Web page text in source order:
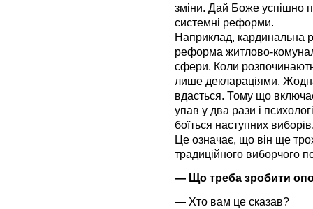
зміни. Дай Боже успішно
системні реформи.
Наприклад, кардинальна
реформа житлово-
сфери. Коли
лише деклараціями.
вдасться. Тому що
упав у два рази і
боїться наступних
Це означає, що він ще
традиційного виборчого
— Що треба зробити
— Хто вам це сказав?